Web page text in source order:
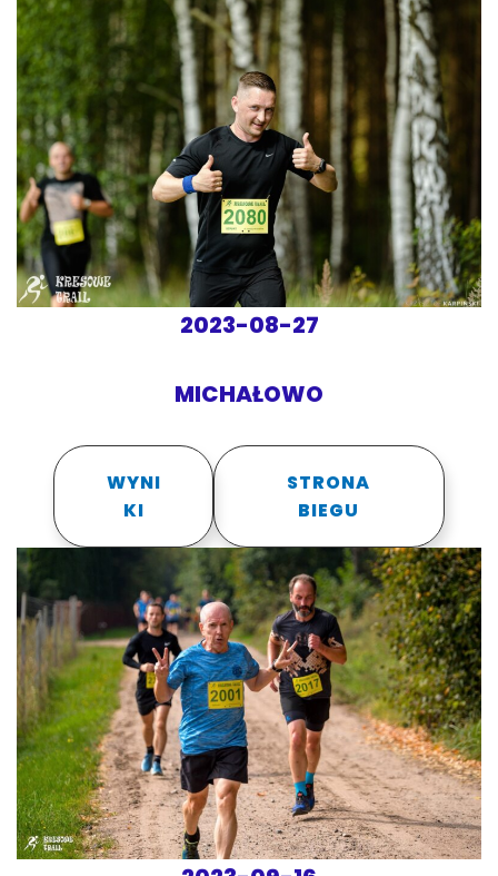
2023-08-27
MICHAŁOWO
WYNI
KI
STRONA
BIEGU